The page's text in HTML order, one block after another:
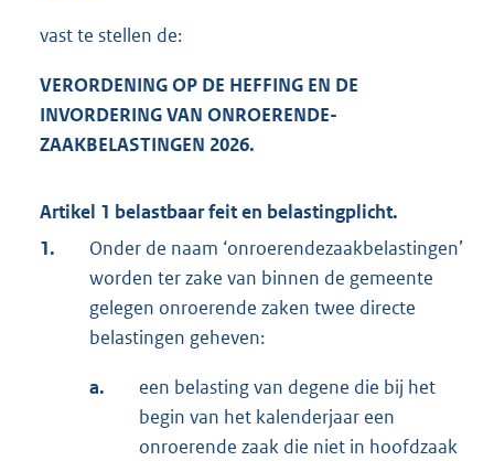
vast te stellen de:
VERORDENING OP DE HEFFING EN DE
INVORDERING VAN ONROERENDE-
ZAAKBELASTINGEN 2026.
Artikel 1 belastbaar feit en belastingplicht.
1.
Onder de naam ‘onroerendezaakbelastingen’
worden ter zake van binnen de gemeente
gelegen onroerende zaken twee directe
belastingen geheven:
a.
een belasting van degene die bij het
begin van het kalenderjaar een
onroerende zaak die niet in hoofdzaak